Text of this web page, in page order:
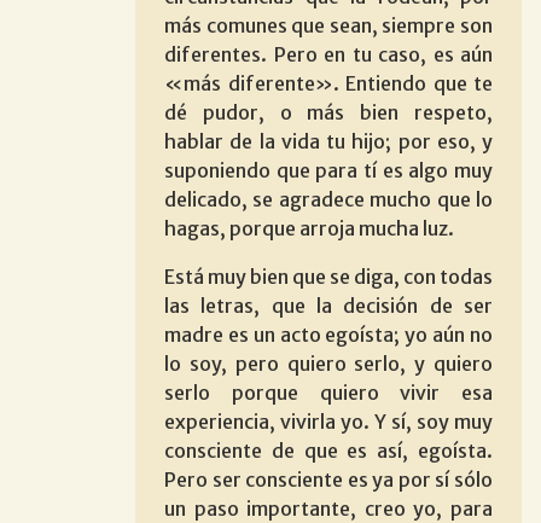
más comunes que sean, siempre son
diferentes. Pero en tu caso, es aún
«más diferente». Entiendo que te
dé pudor, o más bien respeto,
hablar de la vida tu hijo; por eso, y
suponiendo que para tí es algo muy
delicado, se agradece mucho que lo
hagas, porque arroja mucha luz.
Está muy bien que se diga, con todas
las letras, que la decisión de ser
madre es un acto egoísta; yo aún no
lo soy, pero quiero serlo, y quiero
serlo porque quiero vivir esa
experiencia, vivirla yo. Y sí, soy muy
consciente de que es así, egoísta.
Pero ser consciente es ya por sí sólo
un paso importante, creo yo, para